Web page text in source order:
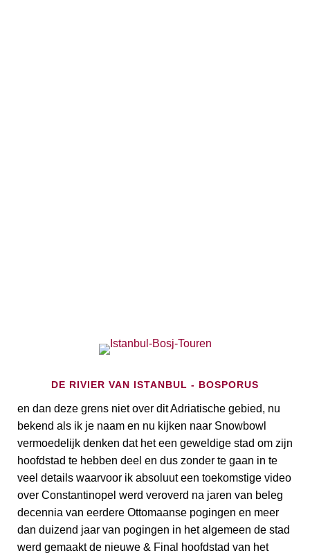
DE RIVIER VAN ISTANBUL - BOSPORUS
en dan deze grens niet over dit Adriatische gebied, nu
bekend als ik je naam en nu kijken naar Snowbowl
vermoedelijk denken dat het een geweldige stad om zijn
hoofdstad te hebben deel en dus zonder te gaan in te
veel details waarvoor ik absoluut een toekomstige video
over Constantinopel werd veroverd na jaren van beleg
decennia van eerdere Ottomaanse pogingen en meer
dan duizend jaar van pogingen in het algemeen de stad
werd gemaakt de nieuwe & Final hoofdstad van het